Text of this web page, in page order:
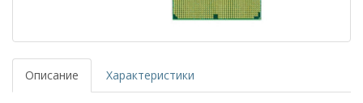
Описание Характеристики